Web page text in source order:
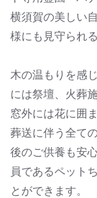
横須賀の美しい
様にも見守られ
木の温もりを感
には祭壇、火葬
窓外には花に囲
葬送に伴う全て
後のご供養も安
員であるペット
とができます。